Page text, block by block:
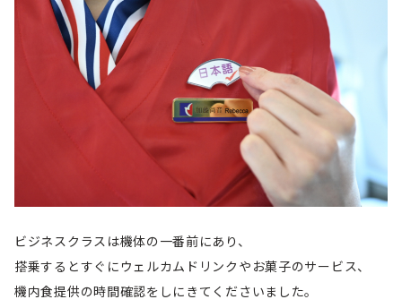
ビジネスクラスは機体の一番前にあり、
搭乗するとすぐにウェルカムドリンクやお菓子のサービス、
機内食提供の時間確認をしにきてくださいました。